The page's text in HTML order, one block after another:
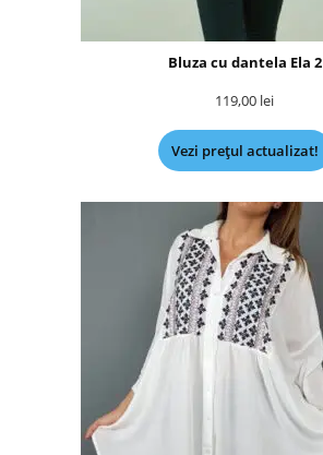
Bluza cu dantela Ela 2
119,00 lei
Vezi prețul actualizat!